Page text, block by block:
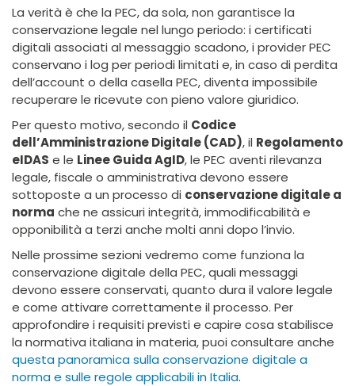
La verità è che la PEC, da sola, non garantisce la
conservazione legale nel lungo periodo: i certificati
digitali associati al messaggio scadono, i provider PEC
conservano i log per periodi limitati e, in caso di perdita
dell’account o della casella PEC, diventa impossibile
recuperare le ricevute con pieno valore giuridico.
Per questo motivo, secondo il Codice
dell’Amministrazione Digitale (CAD), il Regolamento
eIDAS e le Linee Guida AgID, le PEC aventi rilevanza
legale, fiscale o amministrativa devono essere
sottoposte a un processo di conservazione digitale a
norma che ne assicuri integrità, immodificabilità e
opponibilità a terzi anche molti anni dopo l’invio.
Nelle prossime sezioni vedremo come funziona la
conservazione digitale della PEC, quali messaggi
devono essere conservati, quanto dura il valore legale
e come attivare correttamente il processo. Per
approfondire i requisiti previsti e capire cosa stabilisce
la normativa italiana in materia, puoi consultare anche
questa panoramica sulla conservazione digitale a
norma e sulle regole applicabili in Italia.